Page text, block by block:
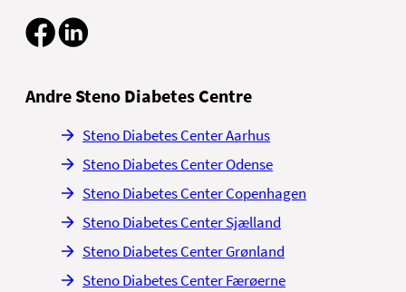
Andre Steno Diabetes Centre
Steno Diabetes Center Aarhus
Steno Diabetes Center Odense
Steno Diabetes Center Copenhagen
Steno Diabetes Center Sjælland
Steno Diabetes Center Grønland
Steno Diabetes Center Færøerne